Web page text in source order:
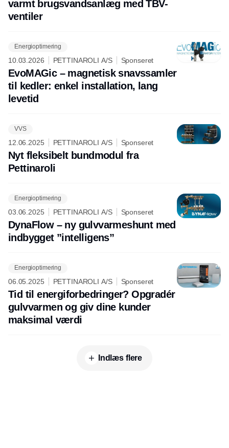
varmt brugsvandsanlæg med TBV-
ventiler
Energioptimering
10.03.2026 PETTINAROLI A/S Sponseret
EvoMAGic – magnetisk snavssamler
til kedler: enkel installation, lang
levetid
VVS
12.06.2025 PETTINAROLI A/S Sponseret
Nyt fleksibelt bundmodul fra
Pettinaroli
Energioptimering
03.06.2025 PETTINAROLI A/S Sponseret
DynaFlow – ny gulvvarmeshunt med
indbygget ”intelligens”
Energioptimering
06.05.2025 PETTINAROLI A/S Sponseret
Tid til energiforbedringer? Opgradér
gulvvarmen og giv dine kunder
maksimal værdi
Indlæs flere